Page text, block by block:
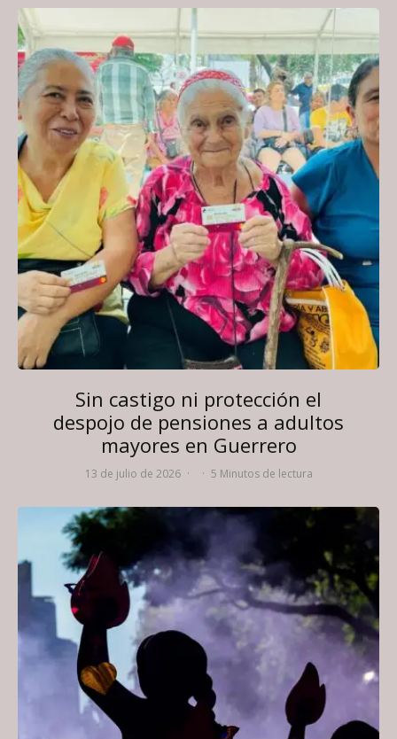
Sin castigo ni protección el
despojo de pensiones a adultos
mayores en Guerrero
13 de julio de 2026 · · 5 Minutos de lectura